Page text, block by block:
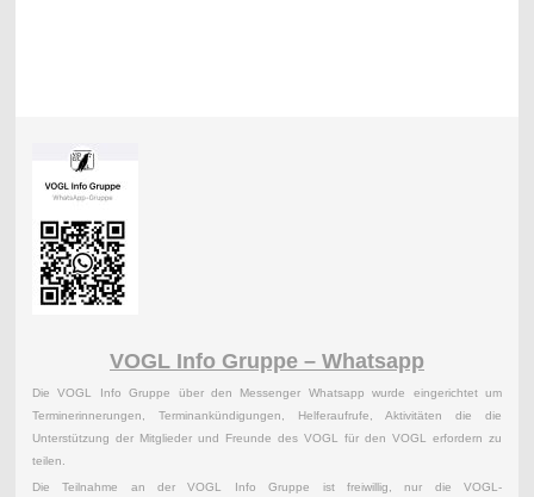
VOGL Info Gruppe – Whatsapp
Die VOGL Info Gruppe über den Messenger Whatsapp wurde eingerichtet um
Terminerinnerungen, Terminankündigungen, Helferaufrufe, Aktivitäten die die
Unterstützung der Mitglieder und Freunde des VOGL für den VOGL erfordern zu
teilen.
Die Teilnahme an der VOGL Info Gruppe ist freiwillig, nur die VOGL-